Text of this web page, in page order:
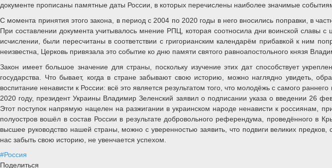
документе прописаны памятные даты России, в которых перечислены наиболее значимые
С момента принятия этого закона, в период с 2004 по 2020 годы в него вносились поправки, в
При составлении документа учитывалось мнение РПЦ, которая соотносила дни воинской
исчислении, были пересчитаны в соответствии с григорианским календарём прибавкой к ним
неизвестна, Церковь привязала это событие ко дню памяти святого равноапостольного князя
Закон имеет большое значение для страны, поскольку изучение этих дат способствует
государства. Что бывает, когда в стране забывают свою историю, можно наглядно увидеть,
воспитание ненависти к России: всё это является результатом того, что молодёжь с самого
2020 году, президент Украины Владимир Зеленский заявил о подписании указа о введении 26
Этот поступок напрямую нацелен на разжигании в украинском народе ненависти к россиянам,
полуостров вошёл в состав России в результате добровольного референдума, проведённого
высшее руководство нашей страны, можно с уверенностью заявить, что подвиги великих предков,
нас забыть свою историю, не увенчается успехом.
#Россия
Поделиться